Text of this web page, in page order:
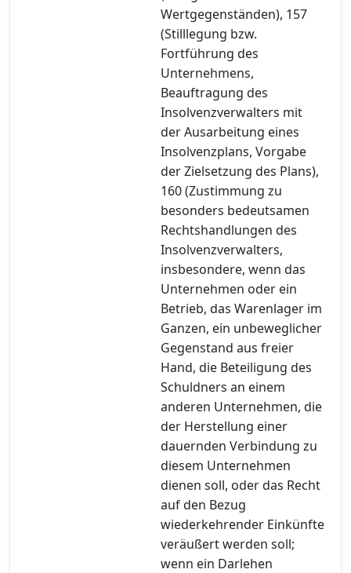
Wertgegenständen), 157
(Stilllegung bzw.
Fortführung des
Unternehmens,
Beauftragung des
Insolvenzverwalters mit
der Ausarbeitung eines
Insolvenzplans, Vorgabe
der Zielsetzung des Plans),
160 (Zustimmung zu
besonders bedeutsamen
Rechtshandlungen des
Insolvenzverwalters,
insbesondere, wenn das
Unternehmen oder ein
Betrieb, das Warenlager im
Ganzen, ein unbeweglicher
Gegenstand aus freier
Hand, die Beteiligung des
Schuldners an einem
anderen Unternehmen, die
der Herstellung einer
dauernden Verbindung zu
diesem Unternehmen
dienen soll, oder das Recht
auf den Bezug
wiederkehrender Einkünfte
veräußert werden soll;
wenn ein Darlehen